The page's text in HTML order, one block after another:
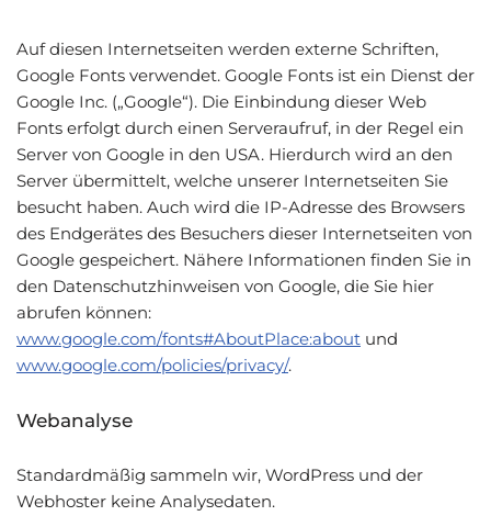
Auf diesen Internetseiten werden externe Schriften,
Google Fonts verwendet. Google Fonts ist ein Dienst der
Google Inc. („Google“). Die Einbindung dieser Web
Fonts erfolgt durch einen Serveraufruf, in der Regel ein
Server von Google in den USA. Hierdurch wird an den
Server übermittelt, welche unserer Internetseiten Sie
besucht haben. Auch wird die IP-Adresse des Browsers
des Endgerätes des Besuchers dieser Internetseiten von
Google gespeichert. Nähere Informationen finden Sie in
den Datenschutzhinweisen von Google, die Sie hier
abrufen können:
www.google.com/fonts#AboutPlace:about und
www.google.com/policies/privacy/.
Webanalyse
Standardmäßig sammeln wir, WordPress und der
Webhoster keine Analysedaten.